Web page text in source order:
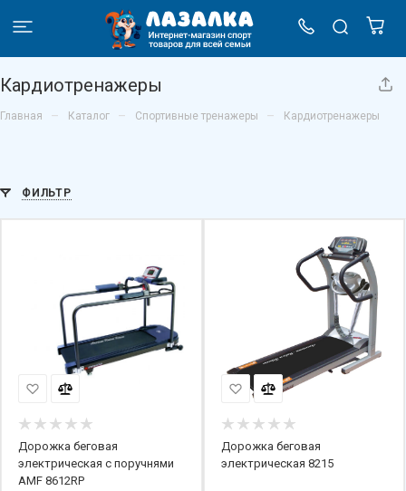
Кардиотренажеры
Главная – Каталог – Спортивные тренажеры – Кардиотренажеры
ФИЛЬТР
Дорожка беговая
электрическая с поручнями
AMF 8612RP
Дорожка беговая
электрическая 8215